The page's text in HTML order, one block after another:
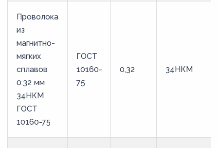
Проволока
из
магнитно-
мягких
сплавов
0.32 мм
34НКМ
ГОСТ
10160-75
ГОСТ
10160-
75
0,32 34НКМ